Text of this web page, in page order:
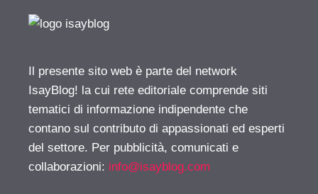
Il presente sito web è parte del network
IsayBlog! la cui rete editoriale comprende siti
tematici di informazione indipendente che
contano sul contributo di appassionati ed esperti
del settore. Per pubblicità, comunicati e
collaborazioni: info@isayblog.com